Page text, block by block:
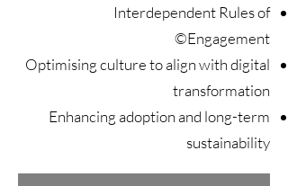
Interdependent Rules of
Engagement©
Optimising culture to align with digital
transformation
Enhancing adoption and long-term
sustainability